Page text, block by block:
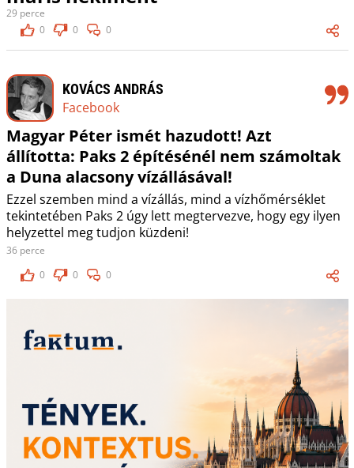
29 perce
0
0 0
KOVÁCS ANDRÁS
Facebook
Magyar Péter ismét hazudott! Azt
állította: Paks 2 építésénél nem számoltak
a Duna alacsony vízállásával!
Ezzel szemben mind a vízállás, mind a vízhőmérséklet
tekintetében Paks 2 úgy lett megtervezve, hogy egy ilyen
helyzettel meg tudjon küzdeni!
36 perce
0
0 0